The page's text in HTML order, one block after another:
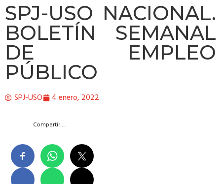
SPJ-USO NACIONAL.
BOLETÍN SEMANAL
DE EMPLEO
PÚBLICO
SPJ-USO 4 enero, 2022
Compartir….